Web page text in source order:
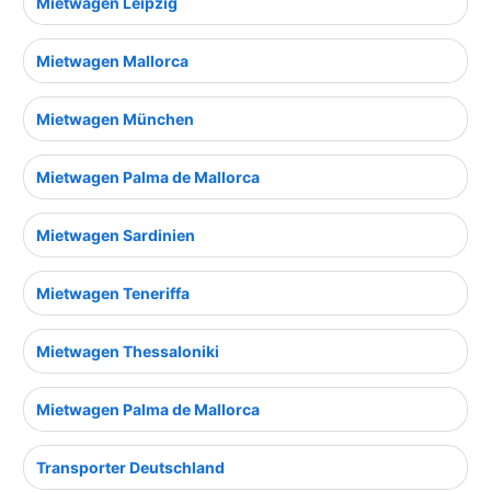
Mietwagen Mallorca
Mietwagen München
Mietwagen Palma de Mallorca
Mietwagen Sardinien
Mietwagen Teneriffa
Mietwagen Thessaloniki
Mietwagen Palma de Mallorca
Transporter Deutschland